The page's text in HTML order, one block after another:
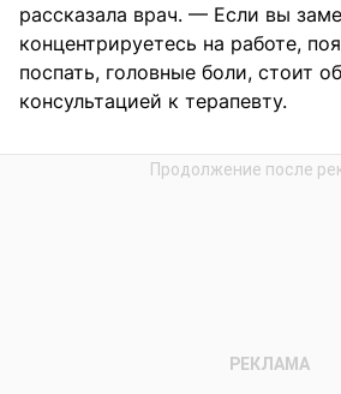
рассказала врач. — Если вы
концентрируетесь на работе,
поспать, головные боли, стоит
консультацией к терапевту.